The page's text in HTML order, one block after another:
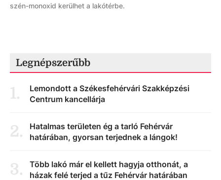
szén-monoxid kerülhet a lakótérbe.
Legnépszerűbb
1.
Lemondott a Székesfehérvári Szakképzési
Centrum kancellárja
2.
Hatalmas területen ég a tarló Fehérvár
határában, gyorsan terjednek a lángok!
3.
Több lakó már el kellett hagyja otthonát, a
házak felé terjed a tűz Fehérvár határában